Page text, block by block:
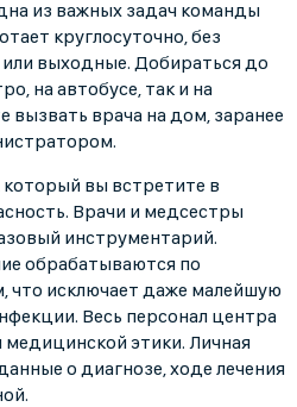
из важных задач команды
круглосуточно, без
выходные. Добираться до
на автобусе, так и на
вызвать врача на дом, заранее
вы встретите в
Врачи и медсестры
инструментарий.
обрабатываются по
что исключает даже малейшую
Весь персонал центра
этики. Личная
о диагнозе, ходе лечения